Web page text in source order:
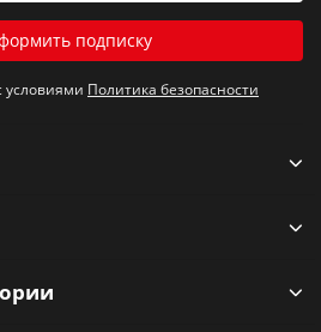
подписку
условиями Политика безопасности